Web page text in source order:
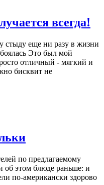
всегда!
стыду ещe ни разу в жизни
Это был мой
отличный - мягкий и
бисквит не
по предлагаемому
об этом блюде раньше: и
по-американски здорово